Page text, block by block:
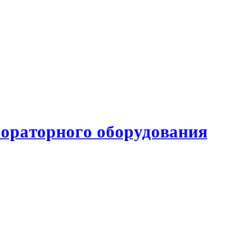
оборудования